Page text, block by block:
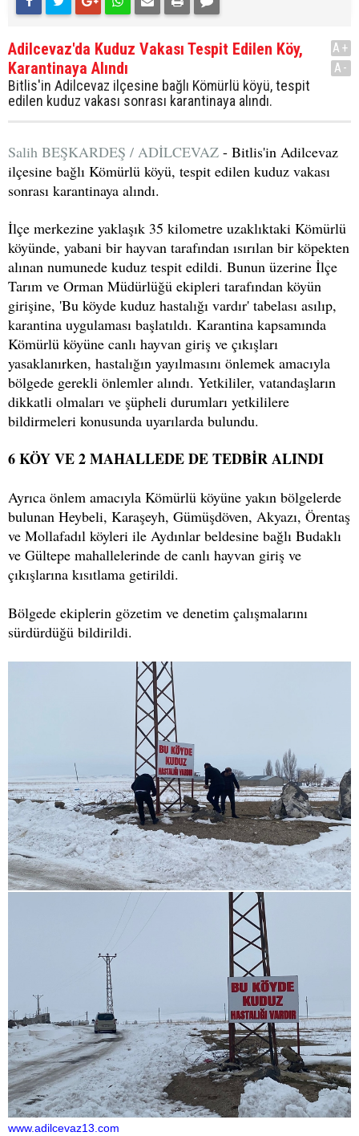
Adilcevaz'da Kuduz Vakası Tespit Edilen Köy,
Karantinaya Alındı
Bitlis'in Adilcevaz ilçesine bağlı Kömürlü köyü, tespit
edilen kuduz vakası sonrası karantinaya alındı.
A+
A-
Salih BEŞKARDEŞ / ADİLCEVAZ - Bitlis'in Adilcevaz
ilçesine bağlı Kömürlü köyü, tespit edilen kuduz vakası
sonrası karantinaya alındı.
İlçe merkezine yaklaşık 35 kilometre uzaklıktaki Kömürlü
köyünde, yabani bir hayvan tarafından ısırılan bir köpekten
alınan numunede kuduz tespit edildi. Bunun üzerine İlçe
Tarım ve Orman Müdürlüğü ekipleri tarafından köyün
girişine, 'Bu köyde kuduz hastalığı vardır' tabelası asılıp,
karantina uygulaması başlatıldı. Karantina kapsamında
Kömürlü köyüne canlı hayvan giriş ve çıkışları
yasaklanırken, hastalığın yayılmasını önlemek amacıyla
bölgede gerekli önlemler alındı. Yetkililer, vatandaşların
dikkatli olmaları ve şüpheli durumları yetkililere
bildirmeleri konusunda uyarılarda bulundu.
6 KÖY VE 2 MAHALLEDE DE TEDBİR ALINDI
Ayrıca önlem amacıyla Kömürlü köyüne yakın bölgelerde
bulunan Heybeli, Karaşeyh, Gümüşdöven, Akyazı, Örentaş
ve Mollafadıl köyleri ile Aydınlar beldesine bağlı Budaklı
ve Gültepe mahallelerinde de canlı hayvan giriş ve
çıkışlarına kısıtlama getirildi.
Bölgede ekiplerin gözetim ve denetim çalışmalarını
sürdürdüğü bildirildi.
www.adilcevaz13.com